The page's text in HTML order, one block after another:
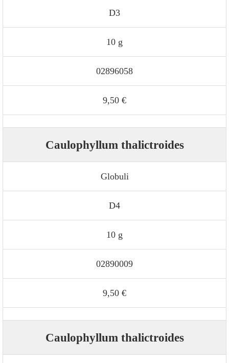
D3
10 g
02896058
9,50 €
Caulophyllum thalictroides
Globuli
D4
10 g
02890009
9,50 €
Caulophyllum thalictroides